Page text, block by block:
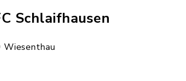
Schlaifhausen
Wiesenthau